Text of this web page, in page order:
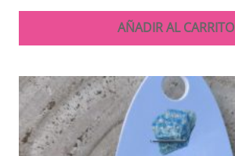
AÑADIR AL CARRITO